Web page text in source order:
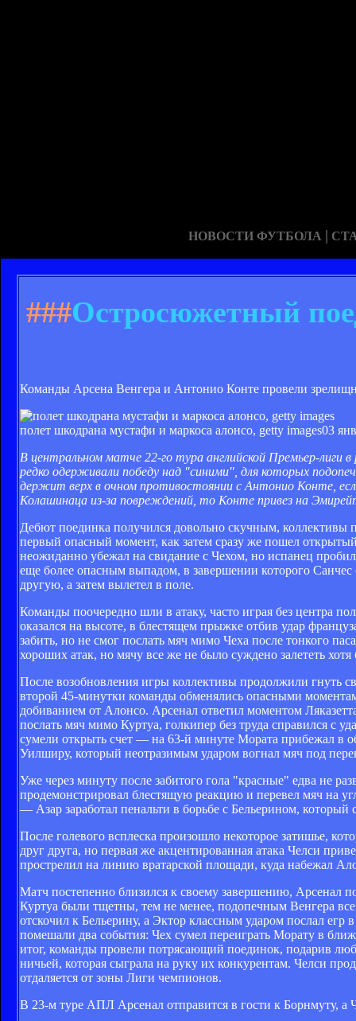
НОВОСТИ ФУТБОЛА |
###Остросюжетный
Команды Арсена Венгера и Антонио Конте провели
полет шкодрана мустафи и маркоса алонсо, getty images03
В центральном матче 22-го тура английской Премьер-лиги
редко одерживали победу над "синими", для которых
держит верх в очном противостоянии с Антонио Конте,
Колашинаца из-за повреждений, то Конте привез на
Дебют поединка получился довольно скучным, коллективы
первый опасный момент, как затем сразу же пошел
неожиданно убежал на свидание с Чехом, но испанец
еще более опасным выпадом, в завершении которого
другую, а затем вылетел в поле.
Команды поочередно шли в атаку, часто играя без центра
оказался на высоте, в блестящем прыжке отбив удар
забить, но не смог послать мяч мимо Чеха после тонкого
хороших атак, но мячу все же не было суждено залететь
После возобновления игры коллективы продолжили гнуть
второй 45-минутки команды обменялись опасными
добиванием от Алонсо. Арсенал ответил моментом
послать мяч мимо Куртуа, голкипер без труда справился с
сумели открыть счет — на 63-й минуте Мората прибежал в
Уилширу, который неотразимым ударом вогнал мяч под
Уже через минуту после забитого гола "красные" едва не
продемонстрировал блестящую реакцию и перевел мяч на
— Азар заработал пенальти в борьбе с Бельерином,
После голевого всплеска произошло некоторое затишье,
друг друга, но первая же акцентированная атака Челси
прострелил на линию вратарской площади, куда набежал
Матч постепенно близился к своему завершению, Арсенал
Куртуа были тщетны, тем не менее, подопечным Венгера
отскочил к Бельерину, а Эктор классным ударом послал
помешали два события: Чех сумел переиграть Морату в
итог, команды провели потрясающий поединок, подарив
ничьей, которая сыграла на руку их конкурентам. Челси
отдаляется от зоны Лиги чемпионов.
В 23-м туре АПЛ Арсенал отправится в гости к Борнмуту, а